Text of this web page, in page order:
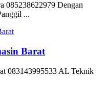
085238622979 Dengan
...
Barat
083143995533 AL Teknik